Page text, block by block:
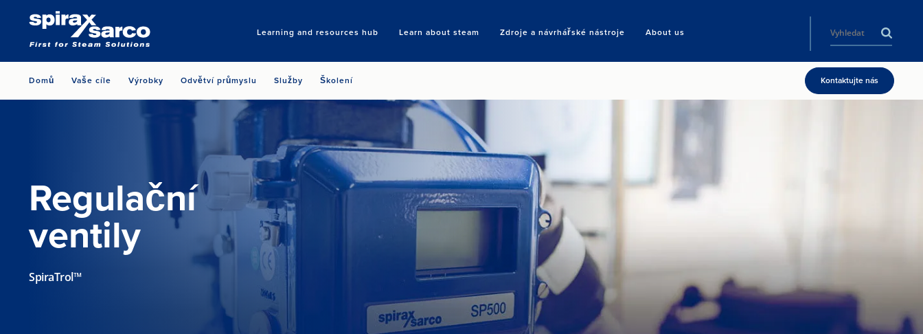
Learning and resources hub Learn about steam Zdroje a návrhářské nástroje About us
Search
Domů Vaše cíle Výrobky Odvětví průmyslu Služby Školení Kontaktujte nás
Regulační
ventily
SpiraTrol™